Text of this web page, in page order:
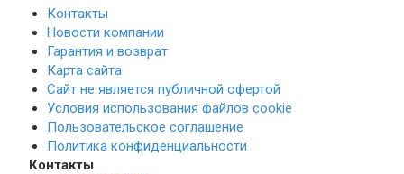
Контакты
Новости компании
Гарантия и возврат
Карта сайта
Сайт не является публичной офертой
Условия использования файлов cookie
Пользовательское соглашение
Политика конфиденциальности
Контакты